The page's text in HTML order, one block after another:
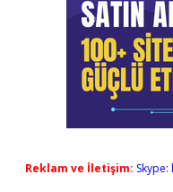
Reklam ve İletişim: